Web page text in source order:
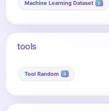
Machine Learning Dataset 2
tools
Tool Random 3